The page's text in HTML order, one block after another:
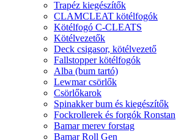
Trapéz kiegészítők
CLAMCLEAT kötélfogók
Kötélfogó C-CLEATS
Kötélvezetők
Deck csigasor, kötélvezető
Fallstopper kötélfogók
Alba (bum tartó)
Lewmar csörlők
Csörlőkarok
Spinakker bum és kiegészítők
Fockrollerek és forgók Ronstan
Bamar merev forstag
Bamar Roll Gen